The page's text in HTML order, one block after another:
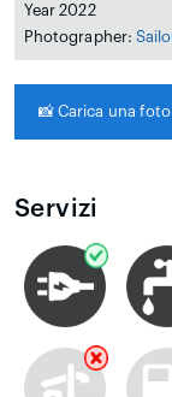
Year 2022
Photographer:
📸 Carica una foto
Servizi